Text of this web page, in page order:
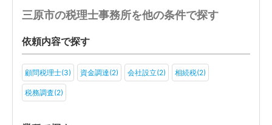
三原市の税理士事務所を他の条件で探す
依頼内容で探す
顧問税理士(3) 資金調達(2) 会社設立(2) 相続税(2)
税務調査(2)